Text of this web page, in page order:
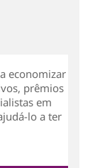
economizar
prêmios
em
lo a ter